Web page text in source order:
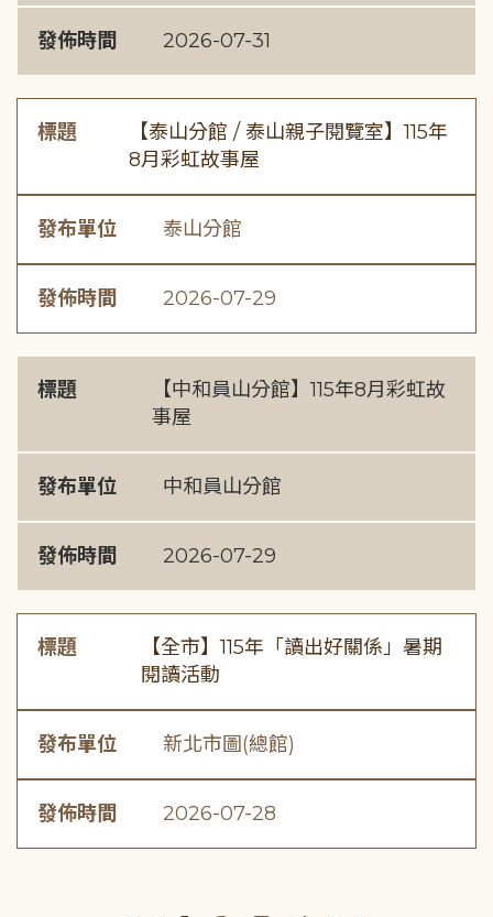
發佈時間 2026-07-31
標題
【泰山分館 / 泰山親子閱覽室】115年
8月彩虹故事屋
發布單位 泰山分館
發佈時間 2026-07-29
標題
【中和員山分館】115年8月彩虹故
事屋
發布單位 中和員山分館
發佈時間 2026-07-29
標題
【全市】115年「讀出好關係」暑期
閱讀活動
發布單位 新北市圖(總館)
發佈時間 2026-07-28